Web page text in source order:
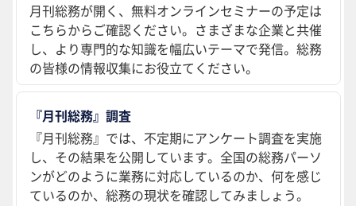
月刊総務が開く、無料オンラインセミナーの予定は
こちらからご確認ください。さまざまな企業と共催
し、より専門的な知識を幅広いテーマで発信。総務
の皆様の情報収集にお役立てください。
『月刊総務』調査
『月刊総務』では、不定期にアンケート調査を実施
し、その結果を公開しています。全国の総務パーソ
ンがどのように業務に対応しているのか、何を感じ
ているのか、総務の現状を確認してみましょう。